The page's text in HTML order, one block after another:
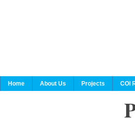
Home About Us Projects COI